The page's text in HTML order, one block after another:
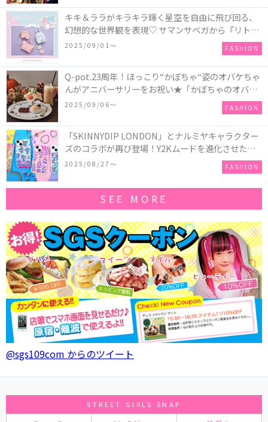
キキ＆ララがキラキラ輝く星空を自由に飛び回る、
幻想的な世界観を表現♡ サマンサベガから『リトル
ツインスターズ』50周年アニバーサリーイヤー』を
2025/09/01〜 FASHION
Q-pot.23周年！ほっこり“かぼちゃ“姿のオバケちゃ
んがアニバーサリーをお祝い★「かぼちゃのオバケ
ーキアクセサリー」が新発売！Q-pot CAFE.では
「かぼちゃのオバケーキプレート」も登場
2025/09/06〜 FASHION
「SKINNYDIP LONDON」とナルミヤキャラクター
ズのコラボが再び登場！Y2Kムードを進化させた新
作コレクションを発売♪
2025/08/27〜 FASHION
SEE MORE
@sgs109com からのツイート
STREET GIRLS SNAP